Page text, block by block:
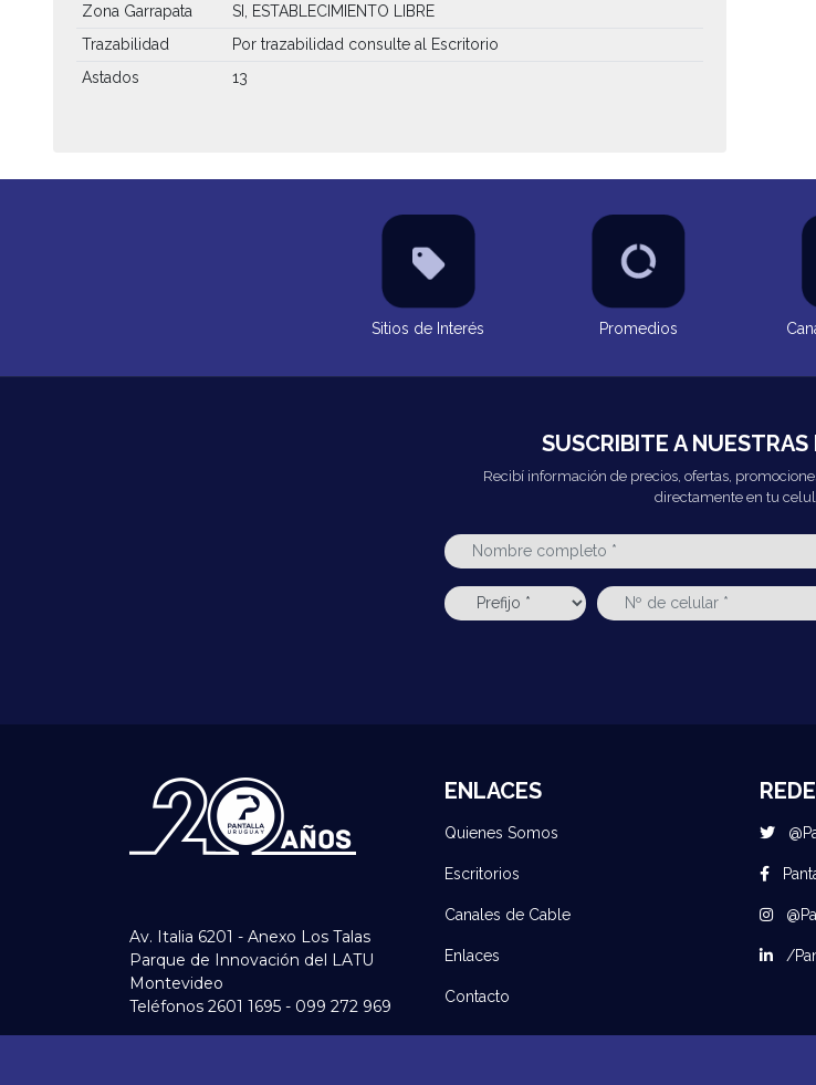
Zona Garrapata
SI, ESTABLECIMIENTO LIBRE
Trazabilidad
Por trazabilidad consulte al Escritorio
Astados
13
Sitios de Interés Promedios
SUSCRIBITE A NUESTRAS
Recibí información de precios, ofertas,
directamente en tu
Av. Italia 6201 - Anexo Los Talas
Parque de Innovación del LATU
Montevideo
Teléfonos 2601 1695 - 099 272 969
ENLACES
Quienes Somos
Escritorios
Canales de Cable
Enlaces
Contacto
/